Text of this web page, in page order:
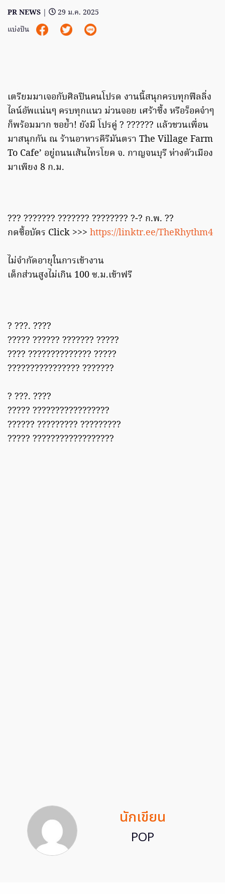
PR NEWS |
29 ม.ค. 2025
แบ่งปัน
เตรียมมาเจอกับศิลปินคนโปรด งานนี้สนุกครบทุกฟีลลิ่ง
ไลน์อัพแน่นๆ ครบทุกแนว ม่วนจอย เศร้าซึ้ง หรือร็อคจ๋าๆ
ก็พร้อมมาก ขอย้ำ! ยังมี โปรคู่ ? ?????? แล้วชวนเพื่อน
มาสนุกกัน ณ ร้านอาหารคีรีมันตรา The Village Farm
To Cafe’ อยู่ถนนเส้นไทรโยค จ. กาญจนบุรี ห่างตัวเมือง
มาเพียง 8 ก.ม.
??? ??????? ??????? ???????? ?-? ก.พ. ??
กดซื้อบัตร Click >>> https://linktr.ee/TheRhythm4
ไม่จำกัดอายุในการเข้างาน
เด็กส่วนสูงไม่เกิน 100 ซ.ม.เข้าฟรี
? ???. ????
????? ?????? ??????? ?????
???? ?????????????? ?????
???????????????? ???????
? ???. ????
????? ?????????????????
?????? ????????? ?????????
????? ??????????????????
นักเขียน
POP